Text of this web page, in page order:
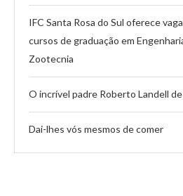
IFC Santa Rosa do Sul oferece
cursos de graduação em
Zootecnia
O incrível padre Roberto Landell
Dai-lhes vós mesmos de comer